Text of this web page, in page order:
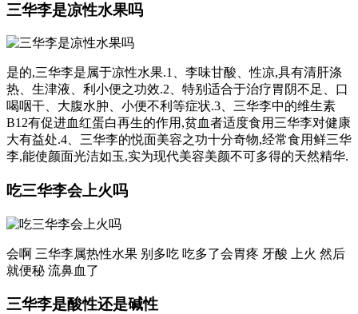
三华李是凉性水果吗
是的,三华李是属于凉性水果.1、李味甘酸、性凉,具有清肝涤
热、生津液、利小便之功效.2、特别适合于治疗胃阴不足、口
喝咽干、大腹水肿、小便不利等症状.3、三华李中的维生素
B12有促进血红蛋白再生的作用,贫血者适度食用三华李对健康
大有益处.4、三华李的悦面美容之功十分奇物,经常食用鲜三华
李,能使颜面光洁如玉,实为现代美容美颜不可多得的天然精华.
吃三华李会上火吗
会啊 三华李属热性水果 别多吃 吃多了会胃疼 牙酸 上火 然后
就便秘 流鼻血了
三华李是酸性还是碱性